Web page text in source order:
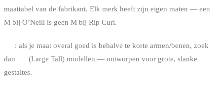
maattabel van de fabrikant. Elk merk heeft zijn eigen maten — een
M bij O’Neill is geen M bij Rip Curl.
: als je maat overal goed is behalve te korte armen/benen, zoek
dan
(Large Tall) modellen — ontworpen voor grote, slanke
gestaltes.